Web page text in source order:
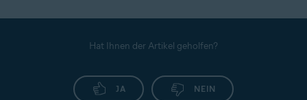
Hat Ihnen der Artikel geholfen?
JA NEIN